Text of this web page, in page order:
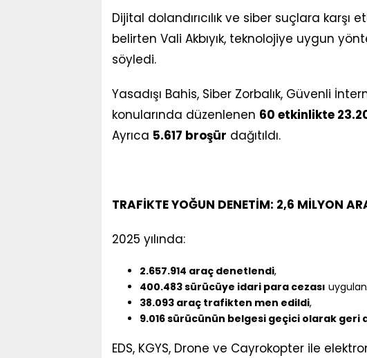
Dijital dolandırıcılık ve siber suçlara
belirten Vali Akbıyık, teknolojiye uygun
söyledi.
Yasadışı Bahis, Siber Zorbalık, Güvenli
konularında düzenlenen 60 etkinlikte
Ayrıca 5.617 broşür dağıtıldı.
TRAFİKTE YOĞUN DENETİM: 2,6 MİLYON
2025 yılında:
2.657.914 araç denetlendi,
400.483 sürücüye idari para cezası
38.093 araç trafikten men edildi,
9.016 sürücünün belgesi geçici olarak geri
EDS, KGYS, Drone ve Cayrokopter ile